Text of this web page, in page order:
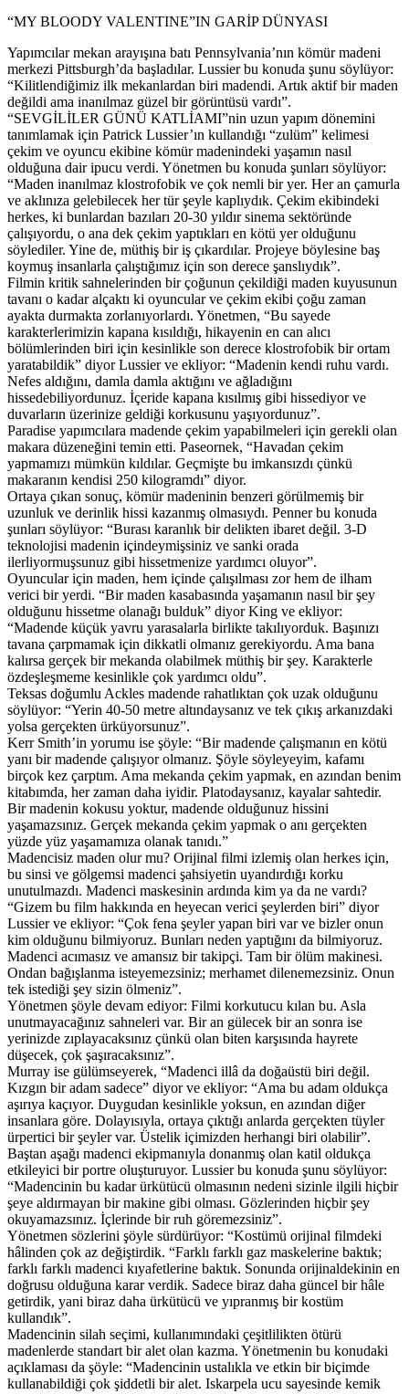
“MY BLOODY VALENTINE”IN GARİP DÜNYASI
Yapımcılar mekan arayışına batı Pennsylvania’nın kömür madeni
merkezi Pittsburgh’da başladılar. Lussier bu konuda şunu söylüyor:
“Kilitlendiğimiz ilk mekanlardan biri madendi. Artık aktif bir maden
değildi ama inanılmaz güzel bir görüntüsü vardı”.
“SEVGİLİLER GÜNÜ KATLİAMI”nin uzun yapım dönemini
tanımlamak için Patrick Lussier’ın kullandığı “zulüm” kelimesi
çekim ve oyuncu ekibine kömür madenindeki yaşamın nasıl
olduğuna dair ipucu verdi. Yönetmen bu konuda şunları söylüyor:
“Maden inanılmaz klostrofobik ve çok nemli bir yer. Her an çamurla
ve aklınıza gelebilecek her tür şeyle kaplıydık. Çekim ekibindeki
herkes, ki bunlardan bazıları 20-30 yıldır sinema sektöründe
çalışıyordu, o ana dek çekim yaptıkları en kötü yer olduğunu
söylediler. Yine de, müthiş bir iş çıkardılar. Projeye böylesine baş
koymuş insanlarla çalıştığımız için son derece şanslıydık”.
Filmin kritik sahnelerinden bir çoğunun çekildiği maden kuyusunun
tavanı o kadar alçaktı ki oyuncular ve çekim ekibi çoğu zaman
ayakta durmakta zorlanıyorlardı. Yönetmen, “Bu sayede
karakterlerimizin kapana kısıldığı, hikayenin en can alıcı
bölümlerinden biri için kesinlikle son derece klostrofobik bir ortam
yaratabildik” diyor Lussier ve ekliyor: “Madenin kendi ruhu vardı.
Nefes aldığını, damla damla aktığını ve ağladığını
hissedebiliyordunuz. İçeride kapana kısılmış gibi hissediyor ve
duvarların üzerinize geldiği korkusunu yaşıyordunuz”.
Paradise yapımcılara madende çekim yapabilmeleri için gerekli olan
makara düzeneğini temin etti. Paseornek, “Havadan çekim
yapmamızı mümkün kıldılar. Geçmişte bu imkansızdı çünkü
makaranın kendisi 250 kilogramdı” diyor.
Ortaya çıkan sonuç, kömür madeninin benzeri görülmemiş bir
uzunluk ve derinlik hissi kazanmış olmasıydı. Penner bu konuda
şunları söylüyor: “Burası karanlık bir delikten ibaret değil. 3-D
teknolojisi madenin içindeymişsiniz ve sanki orada
ilerliyormuşsunuz gibi hissetmenize yardımcı oluyor”.
Oyuncular için maden, hem içinde çalışılması zor hem de ilham
verici bir yerdi. “Bir maden kasabasında yaşamanın nasıl bir şey
olduğunu hissetme olanağı bulduk” diyor King ve ekliyor:
“Madende küçük yavru yarasalarla birlikte takılıyorduk. Başınızı
tavana çarpmamak için dikkatli olmanız gerekiyordu. Ama bana
kalırsa gerçek bir mekanda olabilmek müthiş bir şey. Karakterle
özdeşleşmeme kesinlikle çok yardımcı oldu”.
Teksas doğumlu Ackles madende rahatlıktan çok uzak olduğunu
söylüyor: “Yerin 40-50 metre altındaysanız ve tek çıkış arkanızdaki
yolsa gerçekten ürküyorsunuz”.
Kerr Smith’in yorumu ise şöyle: “Bir madende çalışmanın en kötü
yanı bir madende çalışıyor olmanız. Şöyle söyleyeyim, kafamı
birçok kez çarptım. Ama mekanda çekim yapmak, en azından benim
kitabımda, her zaman daha iyidir. Platodaysanız, kayalar sahtedir.
Bir madenin kokusu yoktur, madende olduğunuz hissini
yaşamazsınız. Gerçek mekanda çekim yapmak o anı gerçekten
yüzde yüz yaşamamıza olanak tanıdı.”
Madencisiz maden olur mu? Orijinal filmi izlemiş olan herkes için,
bu sinsi ve gölgemsi madenci şahsiyetin uyandırdığı korku
unutulmazdı. Madenci maskesinin ardında kim ya da ne vardı?
“Gizem bu film hakkında en heyecan verici şeylerden biri” diyor
Lussier ve ekliyor: “Çok fena şeyler yapan biri var ve bizler onun
kim olduğunu bilmiyoruz. Bunları neden yaptığını da bilmiyoruz.
Madenci acımasız ve amansız bir takipçi. Tam bir ölüm makinesi.
Ondan bağışlanma isteyemezsiniz; merhamet dilenemezsiniz. Onun
tek istediği şey sizin ölmeniz”.
Yönetmen şöyle devam ediyor: Filmi korkutucu kılan bu. Asla
unutmayacağınız sahneleri var. Bir an gülecek bir an sonra ise
yerinizde zıplayacaksınız çünkü olan biten karşısında hayrete
düşecek, çok şaşıracaksınız”.
Murray ise gülümseyerek, “Madenci illâ da doğaüstü biri değil.
Kızgın bir adam sadece” diyor ve ekliyor: “Ama bu adam oldukça
aşırıya kaçıyor. Duygudan kesinlikle yoksun, en azından diğer
insanlara göre. Dolayısıyla, ortaya çıktığı anlarda gerçekten tüyler
ürpertici bir şeyler var. Üstelik içimizden herhangi biri olabilir”.
Baştan aşağı madenci ekipmanıyla donanmış olan katil oldukça
etkileyici bir portre oluşturuyor. Lussier bu konuda şunu söylüyor:
“Madencinin bu kadar ürkütücü olmasının nedeni sizinle ilgili hiçbir
şeye aldırmayan bir makine gibi olması. Gözlerinden hiçbir şey
okuyamazsınız. İçlerinde bir ruh göremezsiniz”.
Yönetmen sözlerini şöyle sürdürüyor: “Kostümü orijinal filmdeki
hâlinden çok az değiştirdik. “Farklı farklı gaz maskelerine baktık;
farklı farklı madenci kıyafetlerine baktık. Sonunda orijinaldekinin en
doğrusu olduğuna karar verdik. Sadece biraz daha güncel bir hâle
getirdik, yani biraz daha ürkütücü ve yıpranmış bir kostüm
kullandık”.
Madencinin silah seçimi, kullanımındaki çeşitlilikten ötürü
madenlerde standart bir alet olan kazma. Yönetmenin bu konudaki
açıklaması da şöyle: “Madencinin ustalıkla ve etkin bir biçimde
kullanabildiği çok şiddetli bir alet. Iskarpela ucu sayesinde kemik